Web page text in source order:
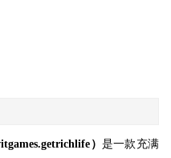
） 是一款充满